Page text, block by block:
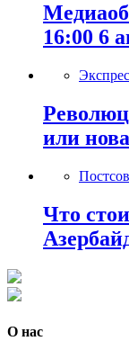
16:00 6
или
Что
О нас